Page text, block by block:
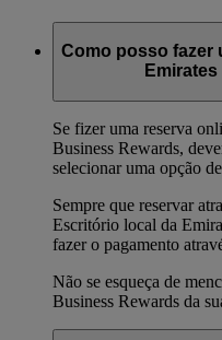
Como posso fazer
Se fizer uma reserva
Business Rewards,
selecionar uma opção
Sempre que reservar
Escritório local da
fazer o pagamento
Não se esqueça de
Business Rewards da